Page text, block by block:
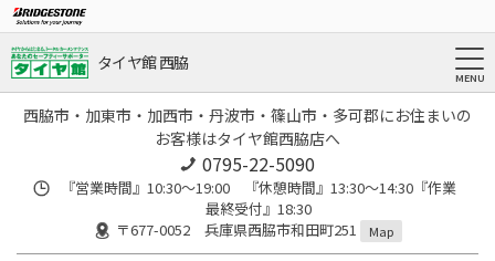
タイヤ館 西脇
西脇市・加東市・加西市・丹波市・篠山市・多可郡にお住まいの
お客様はタイヤ館西脇店へ
0795-22-5090
『営業時間』10:30～19:00 『休憩時間』13:30～14:30『作業
最終受付』18:30
〒677-0052 兵庫県西脇市和田町251
Map